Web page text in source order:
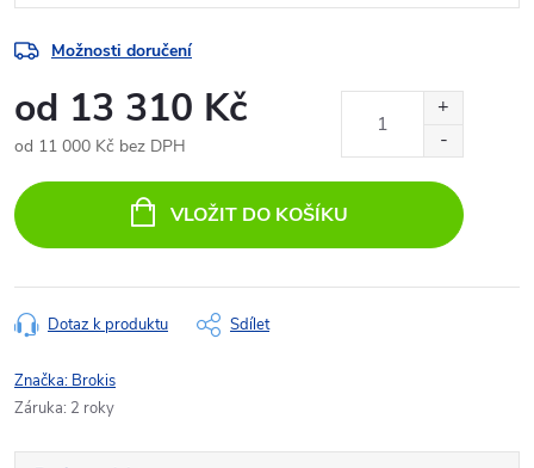
Možnosti doručení
od 13 310 Kč
od 11 000 Kč bez DPH
cena:
VLOŽIT DO KOŠÍKU
Dotaz k produktu Sdílet
Značka: Brokis
Záruka: 2 roky